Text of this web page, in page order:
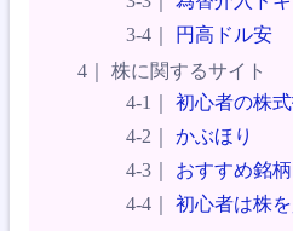
円高ドル安
株に関するサイト
初心者の株
かぶほり
おすすめ銘柄
初心者は株